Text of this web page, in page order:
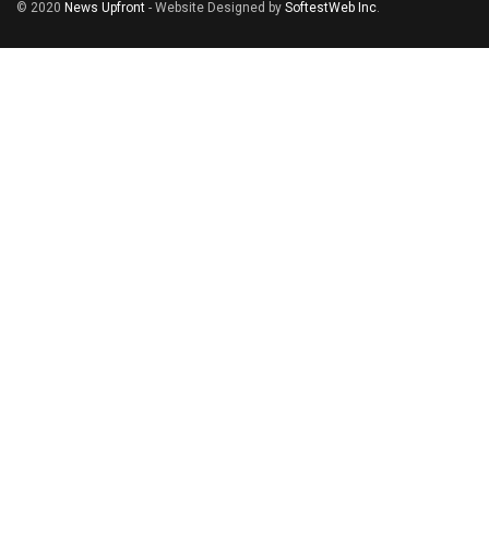
© 2020 News Upfront - Website Designed by SoftestWeb Inc.